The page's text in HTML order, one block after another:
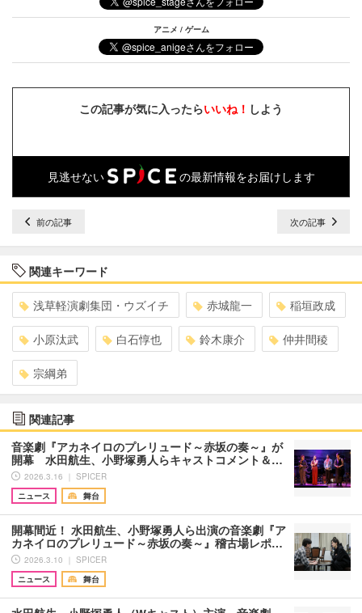
アニメ / ゲーム
この記事が気に入ったらいいね！ しよう
見逃せない の最新情報をお届けします
前の記事 次の記事
関連キーワード
浅草軽演劇集団・ウズイチ 赤城龍一 稲垣政成
小原汰武 白石惇也 鈴木康介 仲井間稜
宗綱弟
関連記事
音楽劇『アカネイロのプレリュード～赤坂の奏～』が
開幕 水田航生、小野塚勇人らキャストコメント＆…
2026.3.16 ｜ SPICER
ニュース
舞台
開幕間近！ 水田航生、小野塚勇人ら出演の音楽劇『ア
カネイロのプレリュード～赤坂の奏～』稽古場レポ…
2026.3.10 ｜ SPICER
ニュース
舞台